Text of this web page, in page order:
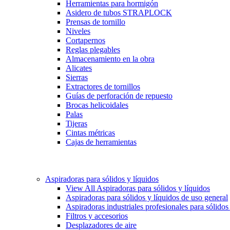
Herramientas para hormigón
Asidero de tubos STRAPLOCK
Prensas de tornillo
Niveles
Cortapernos
Reglas plegables
Almacenamiento en la obra
Alicates
Sierras
Extractores de tornillos
Guías de perforación de repuesto
Brocas helicoidales
Palas
Tijeras
Cintas métricas
Cajas de herramientas
Aspiradoras para sólidos y líquidos
View All Aspiradoras para sólidos y líquidos
Aspiradoras para sólidos y líquidos de uso general
Aspiradoras industriales profesionales para
Filtros y accesorios
Desplazadores de aire